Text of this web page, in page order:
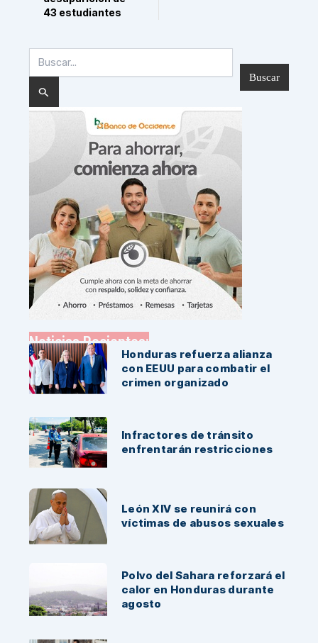
43 estudiantes
por:
Honduras refuerza alianza
con EEUU para combatir el
crimen organizado
Infractores de tránsito
enfrentarán restricciones
León XIV se reunirá con
víctimas de abusos sexuales
Polvo del Sahara reforzará el
calor en Honduras durante
agosto